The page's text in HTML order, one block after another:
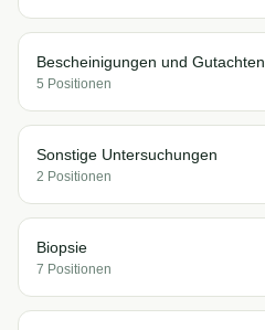
Bescheinigungen und Gutachten
5 Positionen
Sonstige Untersuchungen
2 Positionen
Biopsie
7 Positionen